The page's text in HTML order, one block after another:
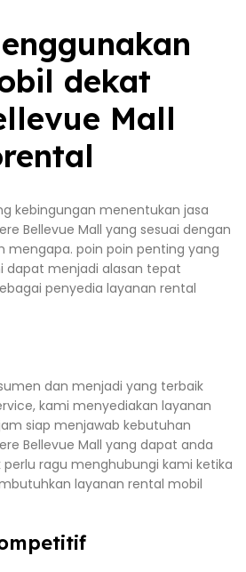
dekat
Mall
kebingungan menentukan jasa
Bellevue Mall yang sesuai dengan
mengapa. poin poin penting yang
dapat menjadi alasan tepat
penyedia layanan rental
dan menjadi yang terbaik
kami menyediakan layanan
siap menjawab kebutuhan
Bellevue Mall yang dapat anda
ragu menghubungi kami ketika
layanan rental mobil